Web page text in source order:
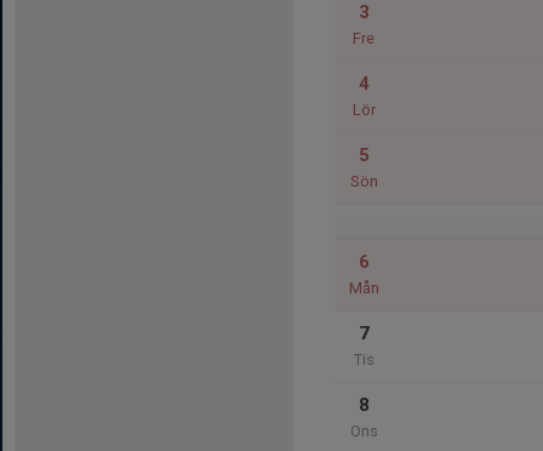
3
Fre
4
Lör
5
Sön
6
Mån
7
Tis
8
Ons